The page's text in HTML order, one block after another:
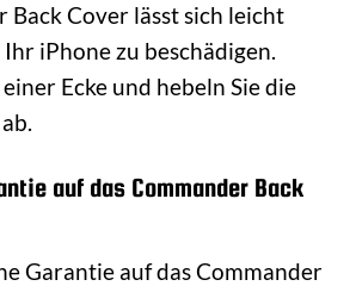
Back Cover lässt sich leicht
iPhone zu beschädigen.
Ecke und hebeln Sie die
auf das Commander Back
Garantie auf das Commander